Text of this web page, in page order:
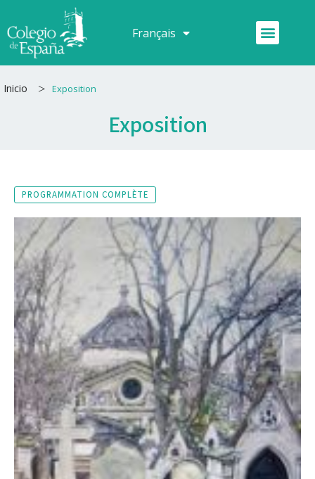
au
contenu
Français
Español Menu
Inicio > Exposition
Exposition
PROGRAMMATION COMPLÈTE